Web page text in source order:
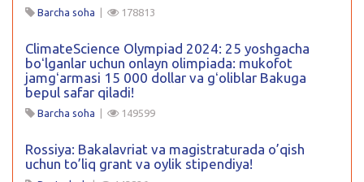
Barcha soha | 178813
ClimateScience Olympiad 2024: 25 yoshgacha
boʻlganlar uchun onlayn olimpiada: mukofot
jamgʻarmasi 15 000 dollar va gʻoliblar Bakuga
bepul safar qiladi!
Barcha soha | 149599
Rossiya: Bakalavriat va magistraturada o’qish
uchun to’liq grant va oylik stipendiya!